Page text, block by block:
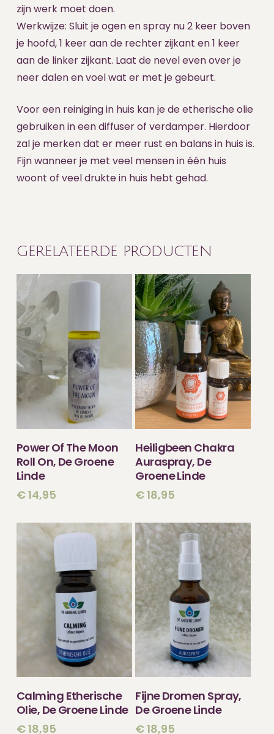
zijn werk moet doen.
Werkwijze: Sluit je ogen en spray nu 2 keer boven
je hoofd, 1 keer aan de rechter zijkant en 1 keer
aan de linker zijkant. Laat de nevel even over je
neer dalen en voel wat er met je gebeurt.
Voor een reiniging in huis kan je de etherische olie
gebruiken in een diffuser of verdamper. Hierdoor
zal je merken dat er meer rust en balans in huis is.
Fijn wanneer je met veel mensen in één huis
woont of veel drukte in huis hebt gehad.
GERELATEERDE PRODUCTEN
TOEVOEGEN
AAN WINKELWAGEN
Power Of The Moon
Roll On, De Groene
Linde
€14,95
TOEVOEGEN
AAN WINKELWAGEN
Heiligbeen Chakra
Auraspray, De
Groene Linde
€18,95
TOEVOEGEN
AAN WINKELWAGEN
Calming Etherische
Olie, De Groene Linde
€18,95
TOEVOEGEN
AAN WINKELWAGEN
Fijne Dromen Spray,
De Groene Linde
€18,95